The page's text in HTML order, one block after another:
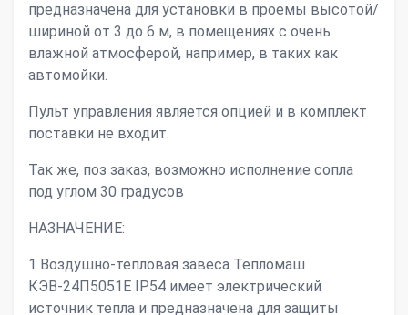
предназначена для установки в проемы высотой/
шириной от 3 до 6 м, в помещениях с очень
влажной атмосферой, например, в таких как
автомойки.
Пульт управления является опцией и в комплект
поставки не входит.
Так же, поз заказ, возможно исполнение сопла
под углом 30 градусов
НАЗНАЧЕНИЕ:
1 Воздушно-тепловая завеса Тепломаш
КЭВ-24П5051Е IP54 имеет электрический
источник тепла и предназначена для защиты